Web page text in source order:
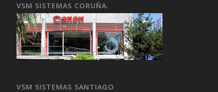
VSM SISTEMAS CORUÑA.
VSM SISTEMAS SANTIAGO